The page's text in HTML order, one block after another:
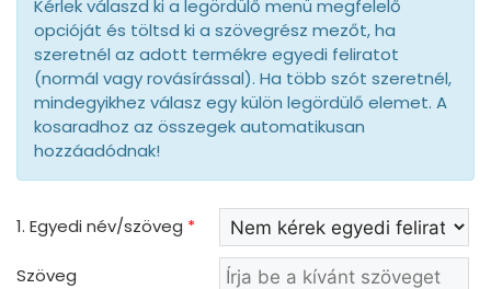
Kérlek válaszd ki a legördülő menü megfelelő
opcióját és töltsd ki a szövegrész mezőt, ha
szeretnél az adott termékre egyedi feliratot
(normál vagy rovásírással). Ha több szót szeretnél,
mindegyikhez válasz egy külön legördülő elemet. A
kosaradhoz az összegek automatikusan
hozzáadódnak!
1. Egyedi név/szöveg *
Szöveg